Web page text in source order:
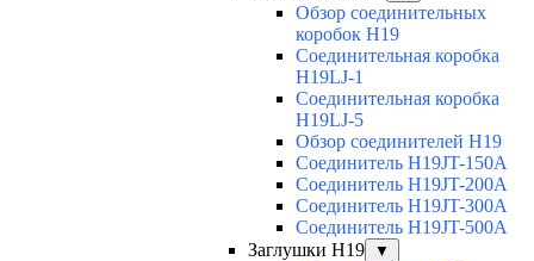
Обзор соединительных
коробок H19
Соединительная коробка
H19LJ-1
Соединительная коробка
H19LJ-5
Обзор соединителей H19
Соединитель H19JT-150A
Соединитель H19JT-200A
Соединитель H19JT-300A
Соединитель H19JT-500A
Заглушки H19
▼